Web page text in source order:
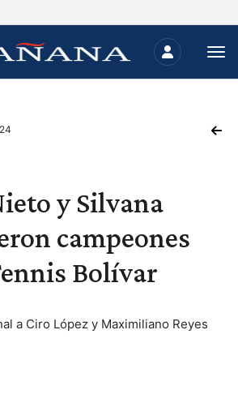
y Silvana
campeones
Bolívar
a Ciro López y Maximiliano Reyes